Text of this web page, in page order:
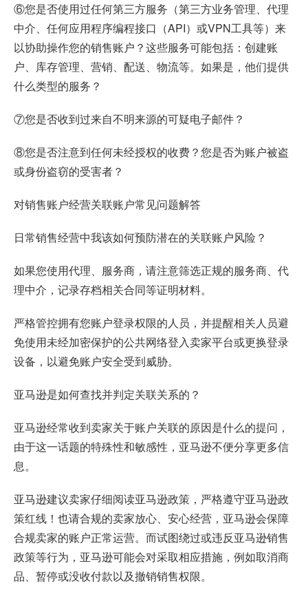
⑥您是否使用过任何第三方服务（第三方业务管理、代理
中介、任何应用程序编程接口（API）或VPN工具等）来
以协助操作您的销售账户？这些服务可能包括：创建账
户、库存管理、营销、配送、物流等。如果是，他们提供
什么类型的服务？
⑦您是否收到过来自不明来源的可疑电子邮件？
⑧您是否注意到任何未经授权的收费？您是否为账户被盗
或身份盗窃的受害者？
对销售账户经营关联账户常见问题解答
日常销售经营中我该如何预防潜在的关联账户风险？
如果您使用代理、服务商，请注意筛选正规的服务商、代
理中介，记录存档相关合同等证明材料。
严格管控拥有您账户登录权限的人员，并提醒相关人员避
免使用未经加密保护的公共网络登入卖家平台或更换登录
设备，以避免账户安全受到威胁。
亚马逊是如何查找并判定关联关系的？
亚马逊经常收到卖家关于账户关联的原因是什么的提问，
由于这一话题的特殊性和敏感性，亚马逊不便分享更多信
息。
亚马逊建议卖家仔细阅读亚马逊政策，严格遵守亚马逊政
策红线！也请合规的卖家放心、安心经营，亚马逊会保障
合规卖家的账户正常运营。而试图绕过或违反亚马逊销售
政策等行为，亚马逊可能会对采取相应措施，例如取消商
品、暂停或没收付款以及撤销销售权限。